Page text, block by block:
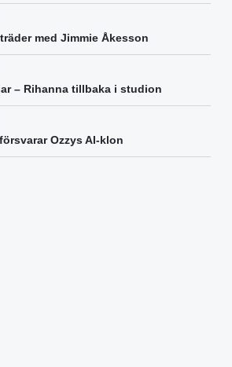
med Jimmie Åkesson
– Rihanna tillbaka i studion
Ozzys AI-klon